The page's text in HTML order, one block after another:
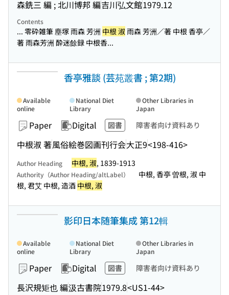
森銑三 編 ; 北川博邦 編吉川弘文館1979.12
Contents
... 零砕雑筆 塵塚 雨森 芳洲 中根 淑 雨森 芳洲／著 中根 香亭／
著 雨森芳洲 酔迷餘録 中根香...
香亭雅談 (芸苑叢書 ; 第2期)
Paper Digital 図書 障害者向け資料あり
中根淑 著風俗絵巻図画刊行会大正9<198-416>
Available
online
National Diet
Library
Other Libraries in
Japan
Author Heading 中根, 淑, 1839-1913
Authority（Author Heading/altLabel）
中根, 香亭 曽根, 淑 中
根, 君艾 中根, 造酒 中根, 淑
影印日本随筆集成 第12輯
Paper Digital 図書 障害者向け資料あり
長沢規矩也 編汲古書院1979.8<US1-44>
Available
online
National Diet
Library
Other Libraries in
Japan